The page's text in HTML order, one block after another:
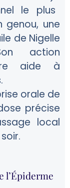
le plus
genou, une
de Nigelle
action
aide à
orale de
précise
local
l’Épiderme